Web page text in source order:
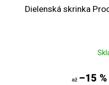
Dielenská skrinka
až –15 %